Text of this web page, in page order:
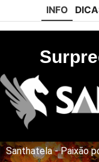
INFO
Santhatela - Paixão